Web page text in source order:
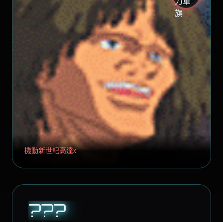
機動新世紀高達X
???